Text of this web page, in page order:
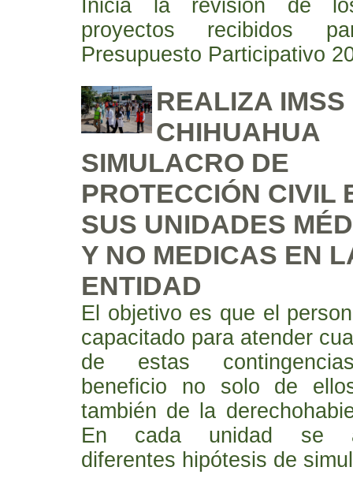
Inicia la revisión de
proyectos recibidos
Presupuesto Participativo
REALIZA IMSS
CHIHUAHUA
SIMULACRO DE
PROTECCIÓN CIVIL
SUS UNIDADES
Y NO MEDICAS EN
ENTIDAD
El objetivo es que el
capacitado para atender
de estas
beneficio no solo de
también de la
En cada unidad se
diferentes hipótesis de